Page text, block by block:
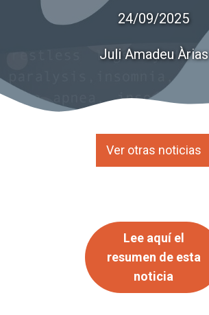
24/09/2025
Juli Amadeu Àrias
Ver otras noticias
Lee aquí el
resumen de esta
noticia